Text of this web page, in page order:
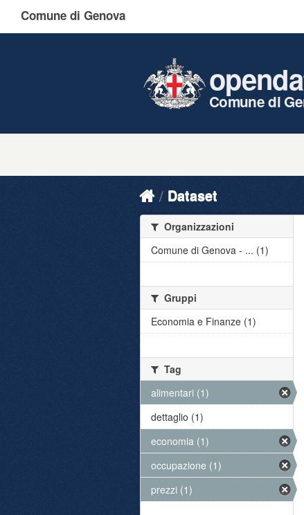
Comune di Genova
Comune di
Dataset
Organizzazioni
Comune di Genova - ... (1)
Gruppi
Economia e Finanze (1)
Tag
alimentari (1)
dettaglio (1)
economia (1)
occupazione (1)
prezzi (1)